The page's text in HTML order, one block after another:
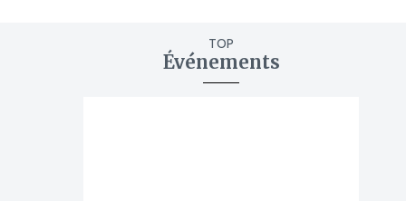
TOP
Événements